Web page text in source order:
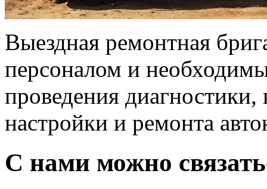
Выездная ремонтная
персоналом и
проведения
настройки и ремонта
С нами можно